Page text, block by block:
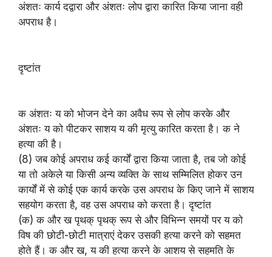
अंशतः कार्य दद्वारा और अंशतः लोप द्वारा कारित किया जाना वही
अपराध है।
दृष्टांत
क अंशतः य को भोजन देने का अवैध रूप से लोप करके और
अंशतः य को पीटकर साशय य की मृत्यु कारित करता है। क ने
हत्या की है।
(8) जब कोई अपराध कई कार्यों द्वारा किया जाता है, तब जो कोई
या तो अकेले या किसी अन्य व्यक्ति के साथ सम्मिलित होकर उन
कार्यों में से कोई एक कार्य करके उस अपराध के किए जाने में साशय
सहयोग करता है, वह उस अपराध को करता है। दृष्टांत
(क) क और ख पृथक् पृथक् रूप से और विभिन्न समयों पर य को
विष की छोटी-छोटी मात्राएं देकर उसकी हत्या करने को सहमत
होते हैं। क और ख, य की हत्या करने के आशय से सहमति के